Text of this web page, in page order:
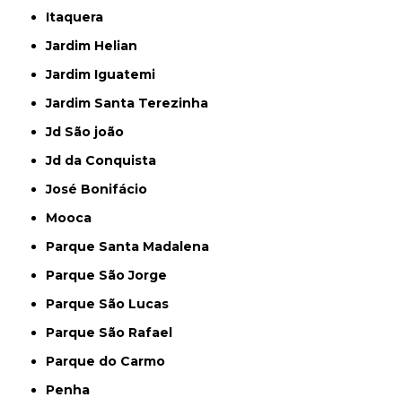
Itaquera
Jardim Helian
Jardim Iguatemi
Jardim Santa Terezinha
Jd São joão
Jd da Conquista
José Bonifácio
Mooca
Parque Santa Madalena
Parque São Jorge
Parque São Lucas
Parque São Rafael
Parque do Carmo
Penha